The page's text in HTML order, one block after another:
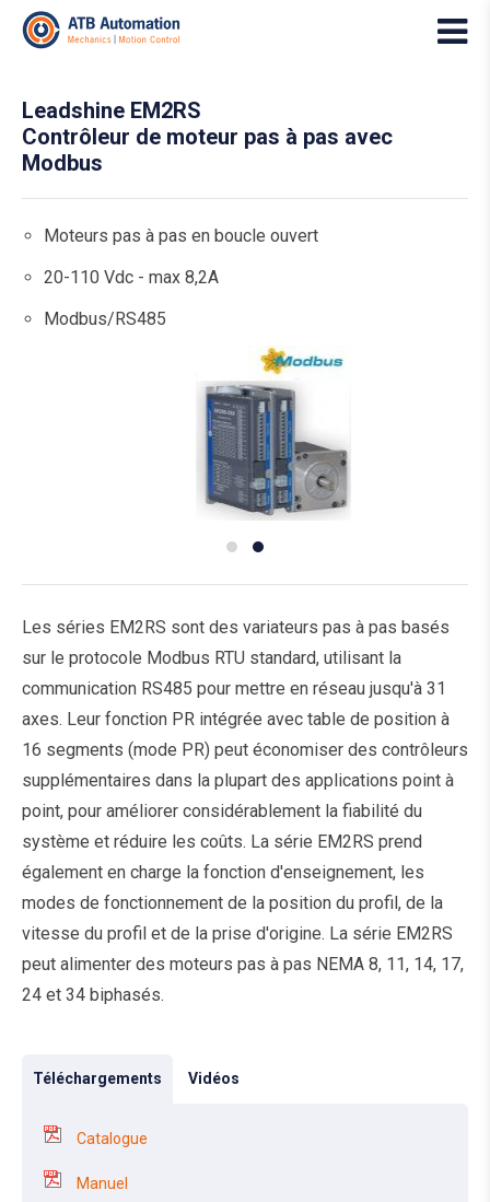
Leadshine EM2RS
Contrôleur de moteur pas à pas avec
Modbus
Moteurs pas à pas en boucle ouvert
20-110 Vdc - max 8,2A
Modbus/RS485
Les séries EM2RS sont des variateurs pas à pas basés
sur le protocole Modbus RTU standard, utilisant la
communication RS485 pour mettre en réseau jusqu'à 31
axes. Leur fonction PR intégrée avec table de position à
16 segments (mode PR) peut économiser des contrôleurs
supplémentaires dans la plupart des applications point à
point, pour améliorer considérablement la fiabilité du
système et réduire les coûts. La série EM2RS prend
également en charge la fonction d'enseignement, les
modes de fonctionnement de la position du profil, de la
vitesse du profil et de la prise d'origine. La série EM2RS
peut alimenter des moteurs pas à pas NEMA 8, 11, 14, 17,
24 et 34 biphasés.
Téléchargements Vidéos
Catalogue
Manuel